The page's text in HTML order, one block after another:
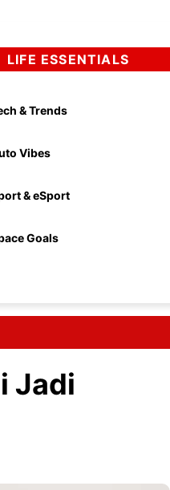
LIFE ESSENTIALS
& Trends
Vibes
& eSport
Goals
Jadi